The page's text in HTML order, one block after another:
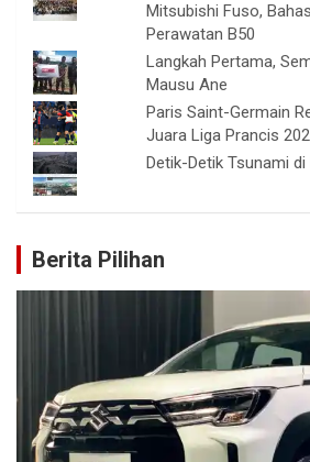
Mitsubishi Fuso,
Perawatan B50
Langkah Pertama,
Mausu Ane
Paris Saint-Germain
Juara Liga Prancis
Detik-Detik Tsunami di
Berita Pilihan